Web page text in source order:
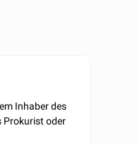
Inhaber des
Prokurist oder